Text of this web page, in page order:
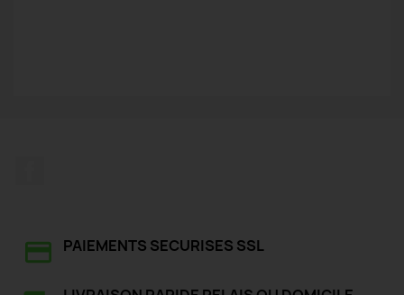
PAIEMENTS SECURISES SSL